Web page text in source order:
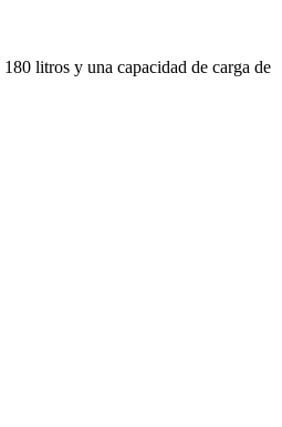
litros y una capacidad de carga de